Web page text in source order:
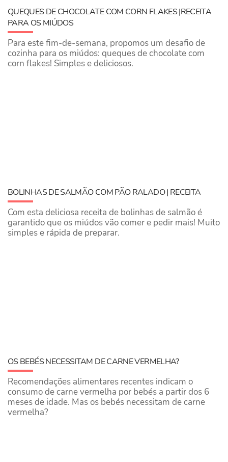
QUEQUES DE CHOCOLATE COM CORN FLAKES |RECEITA
PARA OS MIÚDOS
Para este fim-de-semana, propomos um desafio de
cozinha para os miúdos: queques de chocolate com
corn flakes! Simples e deliciosos.
BOLINHAS DE SALMÃO COM PÃO RALADO | RECEITA
Com esta deliciosa receita de bolinhas de salmão é
garantido que os miúdos vão comer e pedir mais! Muito
simples e rápida de preparar.
OS BEBÉS NECESSITAM DE CARNE VERMELHA?
Recomendações alimentares recentes indicam o
consumo de carne vermelha por bebés a partir dos 6
meses de idade. Mas os bebés necessitam de carne
vermelha?